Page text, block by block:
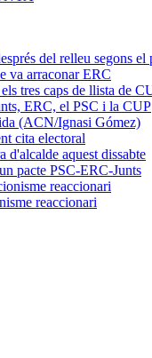
va arraconar ERC
ERC, el PSC i la CUP
cita electoral
pacte PSC-ERC-Junts
reaccionari